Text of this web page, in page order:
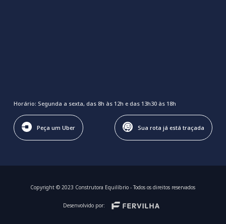
Horário: Segunda a sexta, das 8h às 12h e das 13h30 às 18h
Peça um Uber Sua rota já está traçada
Copyright © 2023 Construtora Equilíbrio - Todos os direitos reservados
Desenvolvido por: